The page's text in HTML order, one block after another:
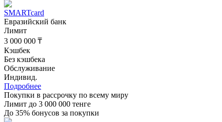
SMARTcard
Евразийский банк
Лимит
3 000 000 ₸
Кэшбек
Без кэшбека
Обслуживание
Индивид.
Подробнее
Покупки в рассрочку по всему миру
Лимит до 3 000 000 тенге
До 35% бонусов за покупки